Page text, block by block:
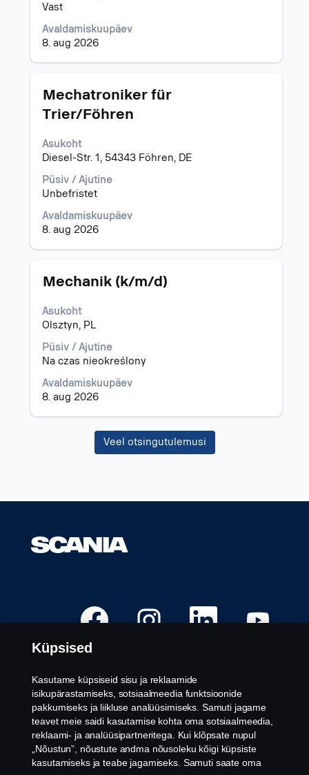
Vast
Avaldamiskuupäev
8. aug 2026
tühikuklahviga.
Ametinimetus
Mechatroniker für
Trier/Föhren
Asukoht
Diesel-Str. 1, 54343 Föhren, DE
Püsiv / Ajutine
Unbefristet
Avaldamiskuupäev
8. aug 2026
Töö
täieliku
kuvamiseks
valige
tühikuklahviga.
Ametinimetus
Mechanik (k/m/d)
Asukoht
Olsztyn, PL
Püsiv / Ajutine
Na czas nieokreślony
Avaldamiskuupäev
8. aug 2026
Töö
täieliku
sisu
kuvamiseks
valige
tühikuklahviga.
Veel otsingutulemusi
v
a
e
b
u
e
l
v
a
h
e
a
a
a
e
l
v
a
h
e
k
a
a
A
a
u
e
l
v
a
h
e
k
a
a
a
l
v
a
h
e
k
a
a
Vabad töökohad
Karjääri asukohad
Võtke meiega ühendust
Teave Scania kohta
Küpsised
Kasutame küpsiseid sisu ja reklaamide
isikupärastamiseks, sotsiaalmeedia funktsioonide
pakkumiseks ja liikluse analüüsimiseks. Samuti jagame
teavet meie saidi kasutamise kohta oma sotsiaalmeedia,
reklaami- ja analüüsipartneritega. Kui klõpsate nupul
„Nõustun”, nõustute andma nõusoleku kõigi küpsiste
kasutamiseks ja teabe jagamiseks. Samuti saate oma